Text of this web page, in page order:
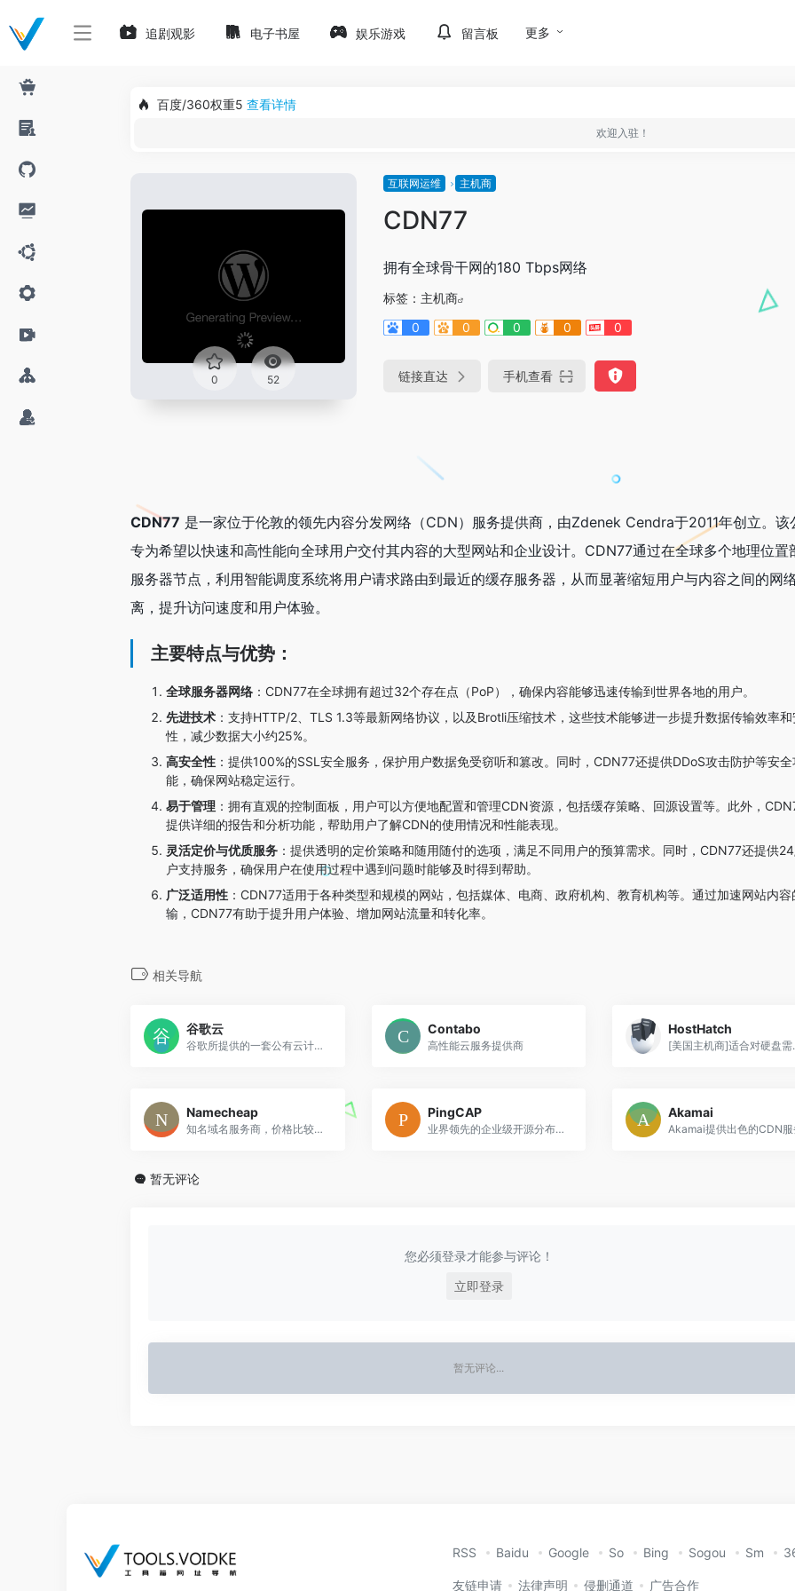
追剧观影 电子书屋 娱乐游戏 留言板 更多
百度/360权重5 查看详情
欢迎入驻！
0 52
互联网运维 主机商
CDN77
拥有全球骨干网的180 Tbps网络
标签： 主机商
0
0 0 0 0
链接直达 手机查看
CDN77 是一家位于伦敦的领先内容分发网络（CDN）服务提供商，由Zdenek Cendra于2011年创立。该
专为希望以快速和高性能向全球用户交付其内容的大型网站和企业设计。CDN77通过在全球多个地理位置
服务器节点，利用智能调度系统将用户请求路由到最近的缓存服务器，从而显著缩短用户与内容之间的网
离，提升访问速度和用户体验。
主要特点与优势：
全球服务器网络 ：CDN77在全球拥有超过32个存在点（PoP），确保内容能够迅速传输到世界各地的用户。
先进技术 ：支持HTTP/2、TLS 1.3等最新网络协议，以及Brotli压缩技术，这些技术能够进一步提升数据传输效率
性，减少数据大小约25%。
高安全性 ：提供100%的SSL安全服务，保护用户数据免受窃听和篡改。同时，CDN77还提供DDoS攻击防护等安全
能，确保网站稳定运行。
易于管理 ：拥有直观的控制面板，用户可以方便地配置和管理CDN资源，包括缓存策略、回源设置等。此外，
提供详细的报告和分析功能，帮助用户了解CDN的使用情况和性能表现。
灵活定价与优质服务 ：提供透明的定价策略和随用随付的选项，满足不同用户的预算需求。同时，CDN77还提供
户支持服务，确保用户在使用过程中遇到问题时能够及时得到帮助。
广泛适用性 ：CDN77适用于各种类型和规模的网站，包括媒体、电商、政府机构、教育机构等。通过加速网站内容
输，CDN77有助于提升用户体验、增加网站流量和转化率。
相关导航
谷歌云
谷歌所提供的一套公有云计算服务
Contabo
高性能云服务提供商
HostHatch
[美国
Namecheap
知名域名服务商，价格比较亲民
PingCAP
业界领先的企业级开源分布式数据库企业
Akamai
Akamai提供出色的CDN
暂无评论
您必须登录才能参与评论！
立即登录
暂无评论...
RSS Baidu Google So Bing Sogou Sm
友链申请 法律声明 侵删通道 广告合作